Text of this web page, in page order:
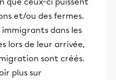
et/ou des fermes.
immigrants dans les
lors de leur arrivée,
sont créés.
plus sur